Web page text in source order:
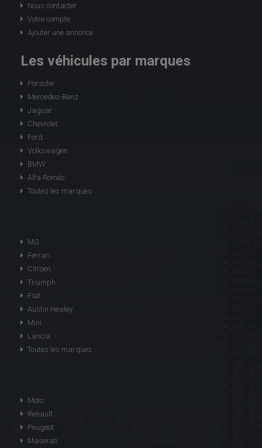
Nous contacter
Votre compte
Ajouter une annonce
Les véhicules par marques
Porsche
Mercedes-Benz
Jaguar
Chevrolet
Ford
Volkswagen
BMW
Alfa Roméo
Toutes les marques
MG
Ferrari
Citroen
Triumph
Fiat
Austin Healey
Mini
Lancia
Toutes les marques
Moto
Renault
Peugeot
Maserati